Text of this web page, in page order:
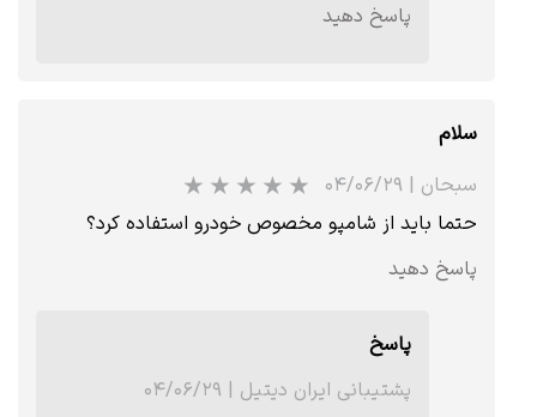
★★★
پاسخ دهید
سلام
سبحان | ۰۴/۰۶/۲۹
حتما باید از شامپو مخصوص خودرو استفاده کرد؟
پاسخ دهید
پاسخ
پشتیبانی ایران دیتیل | ۰۴/۰۶/۲۹